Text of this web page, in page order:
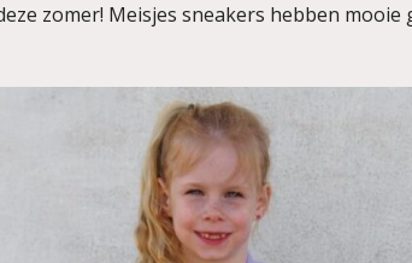
zomer! Meisjes sneakers hebben mooie